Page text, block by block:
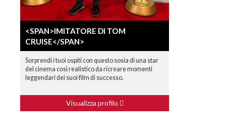
<SPAN>IMITATORE DI TOM
CRUISE</SPAN>
Sorprendi i tuoi ospiti con questo sosia di una star
del cinema così realistico da ricreare momenti
leggendari dei suoi film di successo.
Visualizza profilo